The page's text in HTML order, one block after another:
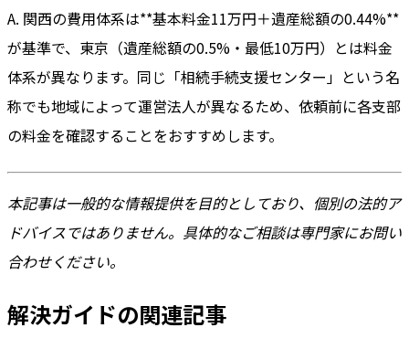
A. 関西の費用体系は**基本料金11万円＋遺産総額の0.44%**
が基準で、東京（遺産総額の0.5%・最低10万円）とは料金
体系が異なります。同じ「相続手続支援センター」という名
称でも地域によって運営法人が異なるため、依頼前に各支部
の料金を確認することをおすすめします。
本記事は一般的な情報提供を目的としており、個別の法的ア
ドバイスではありません。具体的なご相談は専門家にお問い
合わせください。
解決ガイドの関連記事